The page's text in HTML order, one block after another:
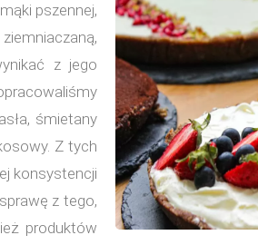
pszennej,
z jego
śmietany
Z tych
konsystencji
z tego,
produktów